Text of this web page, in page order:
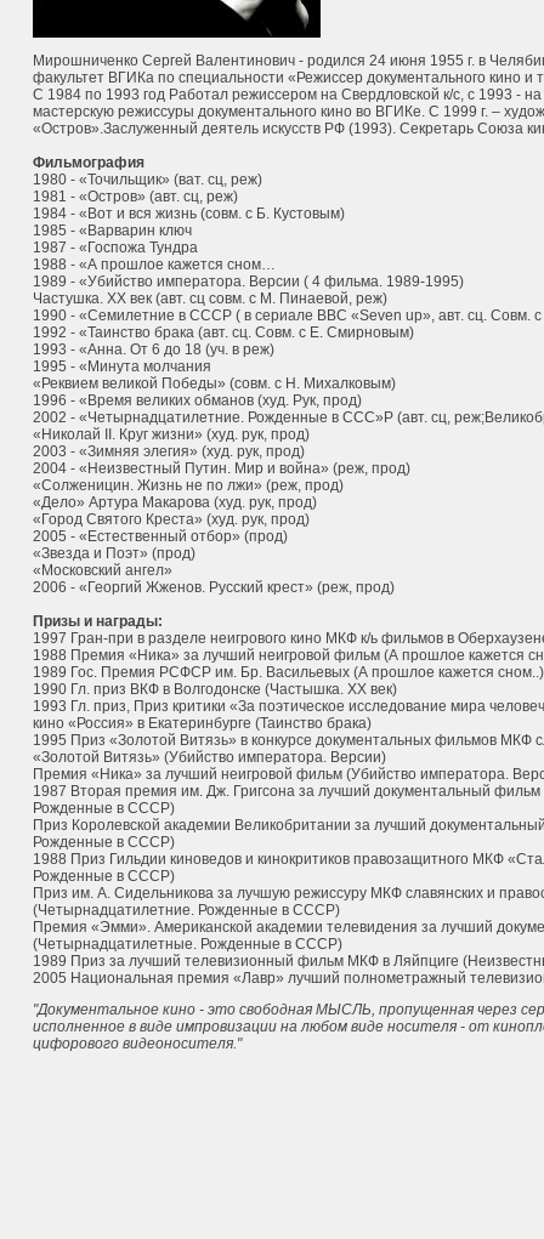
Мирошниченко Сергей Валентинович - родился 24 июня 1955 г. в
факультет ВГИКа по специальности «Режиссер документального кино и
С 1984 по 1993 год Работал режиссером на Свердловской к/с, с 1993 -
мастерскую режиссуры документального кино во ВГИКе. С 1999 г. –
«Остров».Заслуженный деятель искусств РФ (1993). Секретарь Союза
Фильмография
1980 - «Точильщик» (ват. сц, реж)
1981 - «Остров» (авт. сц, реж)
1984 - «Вот и вся жизнь (совм. с Б. Кустовым)
1985 - «Варварин ключ
1987 - «Госпожа Тундра
1988 - «А прошлое кажется сном…
1989 - «Убийство императора. Версии ( 4 фильма. 1989-1995)
Частушка. XX век (авт. сц совм. с М. Пинаевой, реж)
1990 - «Семилетние в СССР ( в сериале BBC «Seven up», авт. сц. Совм.
1992 - «Таинство брака (авт. сц. Совм. с Е. Смирновым)
1993 - «Анна. От 6 до 18 (уч. в реж)
1995 - «Минута молчания
«Реквием великой Победы» (совм. с Н. Михалковым)
1996 - «Время великих обманов (худ. Рук, прод)
2002 - «Четырнадцатилетние. Рожденные в ССС»Р (авт. сц,
«Николай II. Круг жизни» (худ. рук, прод)
2003 - «Зимняя элегия» (худ. рук, прод)
2004 - «Неизвестный Путин. Мир и война» (реж, прод)
«Солженицин. Жизнь не по лжи» (реж, прод)
«Дело» Артура Макарова (худ. рук, прод)
«Город Святого Креста» (худ. рук, прод)
2005 - «Естественный отбор» (прод)
«Звезда и Поэт» (прод)
«Московский ангел»
2006 - «Георгий Жженов. Русский крест» (реж, прод)
Призы и награды:
1997 Гран-при в разделе неигрового кино МКФ к/ь фильмов в
1988 Премия «Ника» за лучший неигровой фильм (А прошлое кажется
1989 Гос. Премия РСФСР им. Бр. Васильевых (А прошлое кажется сном..)
1990 Гл. приз ВКФ в Волгодонске (Частышка. XX век)
1993 Гл. приз, Приз критики «За поэтическое исследование мира
кино «Россия» в Екатеринбурге (Таинство брака)
1995 Приз «Золотой Витязь» в конкурсе документальных фильмов МКФ
«Золотой Витязь» (Убийство императора. Версии)
Премия «Ника» за лучший неигровой фильм (Убийство императора.
1987 Вторая премия им. Дж. Григсона за лучший документальный
Рожденные в СССР)
Приз Королевской академии Великобритании за лучший
Рожденные в СССР)
1988 Приз Гильдии киноведов и кинокритиков правозащитного МКФ
Рожденные в СССР)
Приз им. А. Сидельникова за лучшую режиссуру МКФ славянских и
(Четырнадцатилетние. Рожденные в СССР)
Премия «Эмми». Американской академии телевидения за лучший
(Четырнадцатилетные. Рожденные в СССР)
1989 Приз за лучший телевизионный фильм МКФ в Ляйпциге
2005 Национальная премия «Лавр» лучший полнометражный
"Документальное кино - это свободная МЫСЛЬ, пропущенная через
исполненное в виде импровизации на любом виде носителя - от
цифорового видеоносителя."